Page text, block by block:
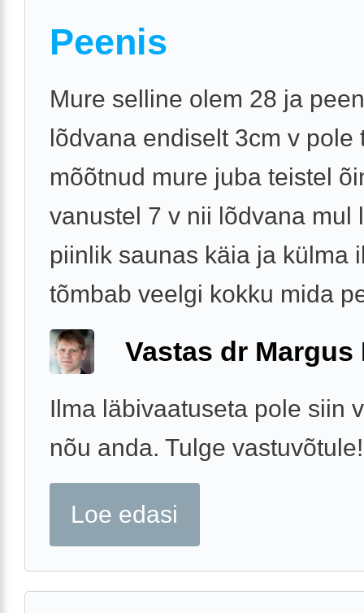
Peenis
Mure selline olem 28 ja
lõdvana endiselt 3cm v pole
mõõtnud mure juba teistel
vanustel 7 v nii lõdvana mul
piinlik saunas käia ja külma
tõmbab veelgi kokku mida
Vastas dr Margus
Ilma läbivaatuseta pole siin
nõu anda. Tulge vastuvõtule!
Loe edasi